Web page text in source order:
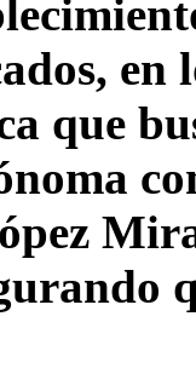
en
que